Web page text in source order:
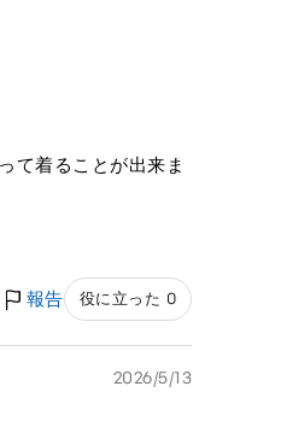
て着ることが出来ま
報告 役に立った 0
2026/5/13